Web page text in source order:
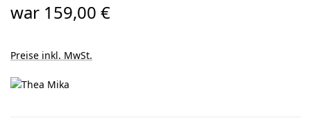
war 159,00 €
Preise inkl. MwSt.